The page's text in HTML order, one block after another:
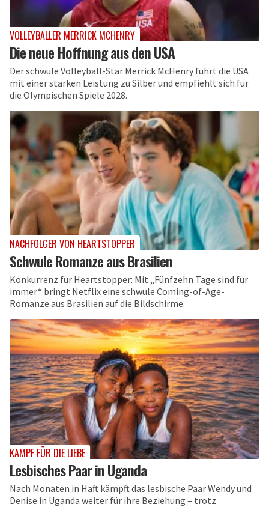
VOLLEYBALLER MERRICK MCHENRY
Die neue Hoffnung aus den USA
Der schwule Volleyball-Star Merrick McHenry führt die USA
mit einer starken Leistung zu Silber und empfiehlt sich für
die Olympischen Spiele 2028.
NACHFOLGER VON HEARTSTOPPER
Schwule Romanze aus Brasilien
Konkurrenz für Heartstopper: Mit „Fünfzehn Tage sind für
immer“ bringt Netflix eine schwule Coming-of-Age-
Romanze aus Brasilien auf die Bildschirme.
KAMPF FÜR DIE LIEBE
Lesbisches Paar in Uganda
Nach Monaten in Haft kämpft das lesbische Paar Wendy und
Denise in Uganda weiter für ihre Beziehung – trotz